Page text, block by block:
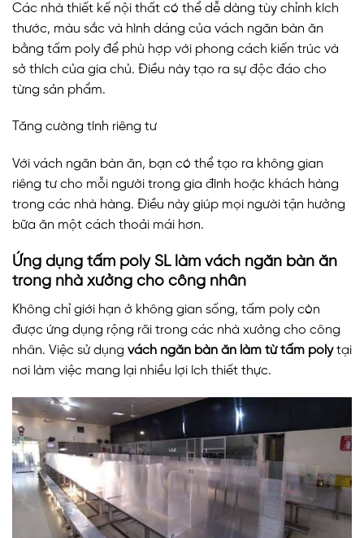
Các nhà thiết kế nội thất có thể dễ dàng tùy chỉnh kích
thước, màu sắc và hình dáng của vách ngăn bàn ăn
bằng tấm poly để phù hợp với phong cách kiến trúc và
sở thích của gia chủ. Điều này tạo ra sự độc đáo cho
từng sản phẩm.
Tăng cường tính riêng tư
Với vách ngăn bàn ăn, bạn có thể tạo ra không gian
riêng tư cho mỗi người trong gia đình hoặc khách hàng
trong các nhà hàng. Điều này giúp mọi người tận hưởng
bữa ăn một cách thoải mái hơn.
Ứng dụng tấm poly SL làm vách ngăn bàn ăn
trong nhà xưởng cho công nhân
Không chỉ giới hạn ở không gian sống, tấm poly còn
được ứng dụng rộng rãi trong các nhà xưởng cho công
nhân. Việc sử dụng vách ngăn bàn ăn làm từ tấm polytại
nơi làm việc mang lại nhiều lợi ích thiết thực.